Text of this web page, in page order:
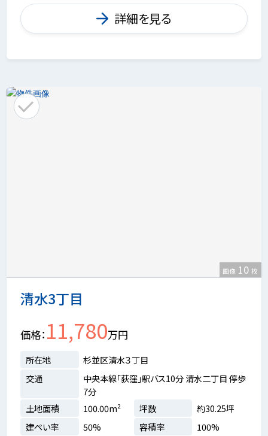
詳細を見る
清水3丁目
画像 10 枚
価格 11,780万円
所在地
杉並区清水３丁目
交通
中央本線「荻窪」駅バス10分 清水二丁目 停歩
7分
土地面積
100.00m² 坪数
約30.25坪
建ぺい率
50% 容積率 100%